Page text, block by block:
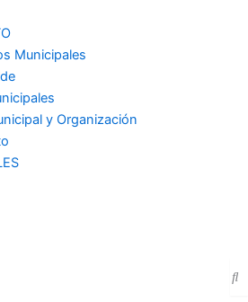
Municipales
y Organización